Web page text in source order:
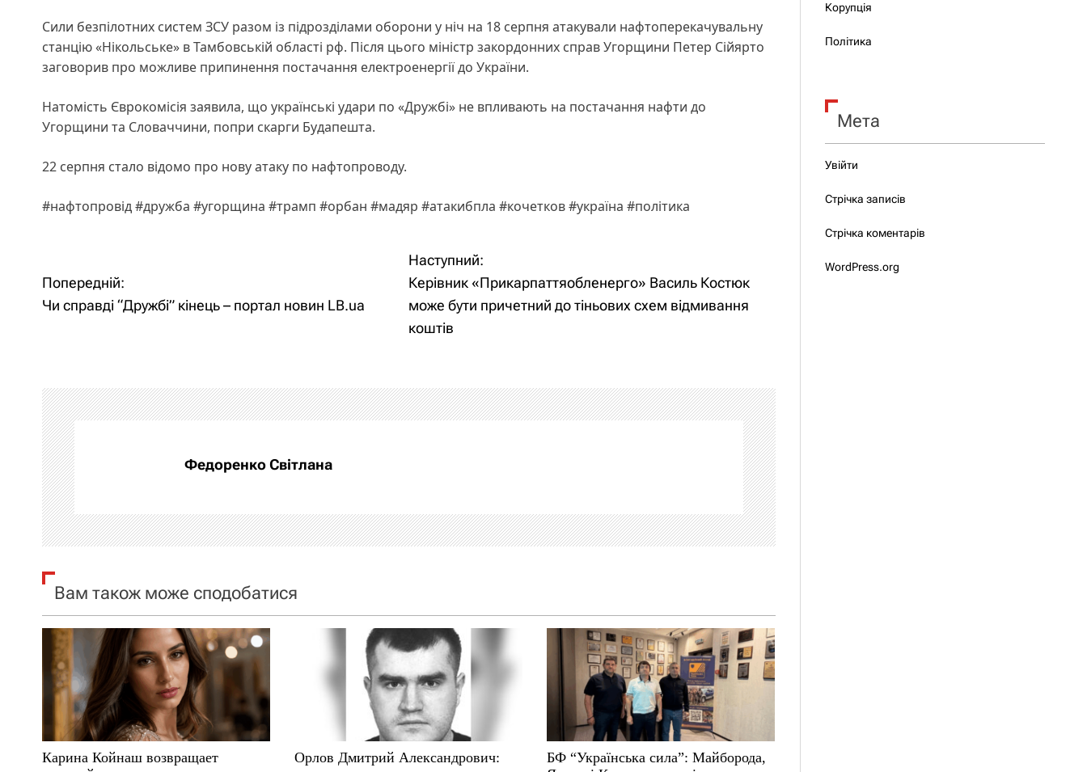
Сили безпілотних систем ЗСУ разом із підрозділами оборони у ніч на 18 серпня атакували нафтоперекачувальну
станцію «Нікольське» в Тамбовській області рф. Після цього міністр закордонних справ Угорщини Петер Сійярто
заговорив про можливе припинення постачання електроенергії до України.
Натомість Єврокомісія заявила, що українські удари по «Дружбі» не впливають на постачання нафти до
Угорщини та Словаччини, попри скарги Будапешта.
22 серпня стало відомо про нову атаку по нафтопроводу.
#нафтопровід #дружба #угорщина #трамп #орбан #мадяр #атакибпла #кочетков #україна #політика
а
г
а
ц
і
я
з
а
і
Попередній:
Чи справді “Дружбі” кінець – портал новин LB.ua
Наступний:
Керівник «Прикарпаттяобленерго» Василь Костюк
може бути причетний до тіньових схем відмивання
коштів
Федоренко Світлана
Вам також може сподобатися
Карина Койнаш возвращает
Орлов Дмитрий Александрович:
БФ “Українська сила”: Майборода,
Корупція
Політика
Мета
Увійти
Стрічка записів
Стрічка коментарів
WordPress.org